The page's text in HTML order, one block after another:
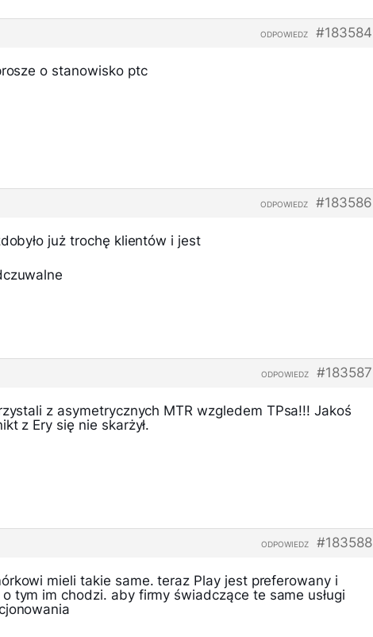
#183584
ODPOWIEDZ
o stanowisko ptc
#183586
ODPOWIEDZ
już trochę klientów i jest
#183587
ODPOWIEDZ
z asymetrycznych MTR wzgledem TPsa!!! Jakoś
z Ery się nie skarżył.
#183588
ODPOWIEDZ
mieli takie same. teraz Play jest preferowany i
tym im chodzi. aby firmy świadczące te same usługi